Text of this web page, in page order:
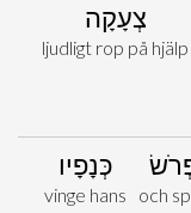
צְעָקָה
ljudligt rop på hjälp
och
כְּנָפָיו
vinge hans